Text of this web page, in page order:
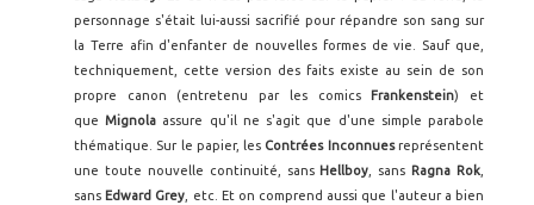
personnage s'était lui-aussi sacrifié pour répandre son sang sur
la Terre afin d'enfanter de nouvelles formes de vie. Sauf que,
techniquement, cette version des faits existe au sein de son
propre canon (entretenu par les comics
Frankenstein) et
queMignola assure qu'il ne s'agit que d'une simple parabole
thématique. Sur le papier, les Contrées Inconnuesreprésentent
une toute nouvelle continuité, sans Hellboy , sans Ragna Rok
sans Edward Grey , etc. Et on comprend aussi que l'auteur a bien